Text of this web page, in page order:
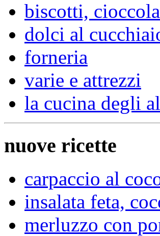
biscotti,
dolci al
forneria
varie e attrezzi
la cucina degli
nuove ricette
carpaccio al
insalata feta,
merluzzo con